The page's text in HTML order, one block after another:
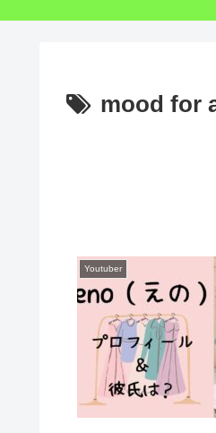
mood for
Youtuber